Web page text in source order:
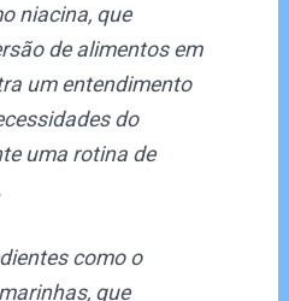
niacina, que
de alimentos em
um entendimento
do
uma rotina de
como o
que